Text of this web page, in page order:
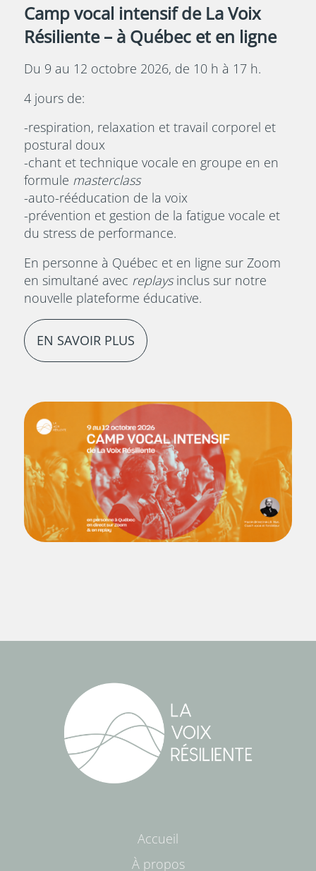
Camp vocal intensif de La Voix
Résiliente – à Québec et en ligne
Du 9 au 12 octobre 2026, de 10 h à 17 h.
4 jours de:
-respiration, relaxation et travail corporel et
postural doux
-chant et technique vocale en groupe en en
formule masterclass
-auto-rééducation de la voix
-prévention et gestion de la fatigue vocale et
du stress de performance.
En personne à Québec et en ligne sur Zoom
en simultané avec replaysinclus sur notre
nouvelle plateforme éducative.
EN SAVOIR PLUS
Accueil
À propos